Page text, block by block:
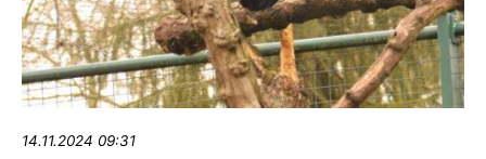
14.11.2024 09:31